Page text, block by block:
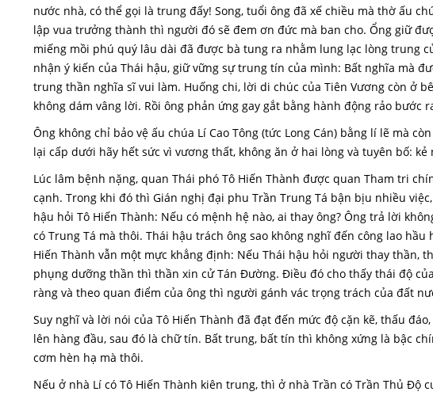
nước nhà, có thể gọi là trung đấy! Song, tuổi ông đã xế chiều mà thờ ấu
lập vua trưởng thành thì người đó sẽ đem ơn đức mà ban cho. Ổng giữ
miếng mồi phú quý lâu dài đã được bà tung ra nhằm lung lạc lòng trung
nhận ý kiến của Thái hậu, giữ vững sự trung tín của mình: Bất nghĩa mà
trung thần nghĩa sĩ vui làm. Huống chi, lời di chúc của Tiên Vương còn ở
không dám vâng lời. Rồi ông phản ứng gay gắt bằng hành động rảo bước
Ông không chỉ bảo vệ ấu chúa Lí Cao Tông (tức Long Cán) bằng lí lẽ mà
lại cấp dưới hãy hết sức vì vương thất, không ăn ở hai lòng và tuyên bố:
Lúc lâm bệnh nặng, quan Thái phó Tô Hiến Thành được quan Tham tri
cạnh. Trong khi đó thì Gián nghị đại phu Trần Trung Tá bận bịu nhiều
hậu hỏi Tô Hiến Thành: Nếu có mệnh hệ nào, ai thay ông? Ông trả lời
có Trung Tá mà thôi. Thái hậu trách ông sao không nghĩ đến công lao
Hiến Thành vẫn một mực khẳng định: Nếu Thái hậu hỏi người thay thần,
phụng dưỡng thần thì thần xin cử Tán Đường. Điều đó cho thấy thái độ
ràng và theo quan điểm của ông thì người gánh vác trọng trách của đất
Suy nghĩ và lời nói của Tô Hiến Thành đã đạt đến mức độ cặn kẽ, thấu
lên hàng đầu, sau đó là chữ tín. Bất trung, bất tín thì không xứng là bậc
cơm hèn hạ mà thôi.
Nếu ở nhà Lí có Tô Hiến Thành kiên trung, thì ở nhà Trần có Trần Thủ Độ